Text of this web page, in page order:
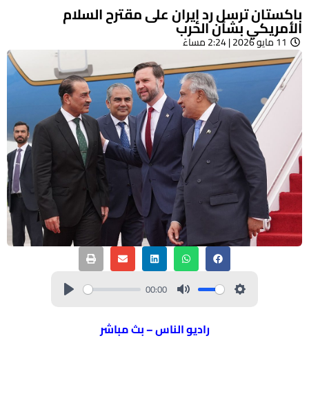
باكستان ترسل رد إيران على مقترح السلام
الأمريكي بشأن الحرب
11 مايو 2026 | 2:24 مساءً
00:00
راديو الناس – بث مباشر